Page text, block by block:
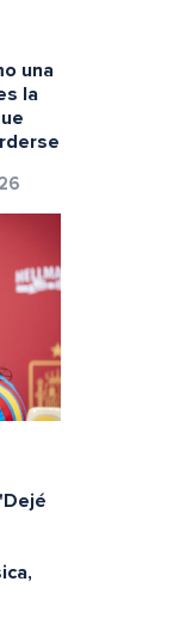
una
la